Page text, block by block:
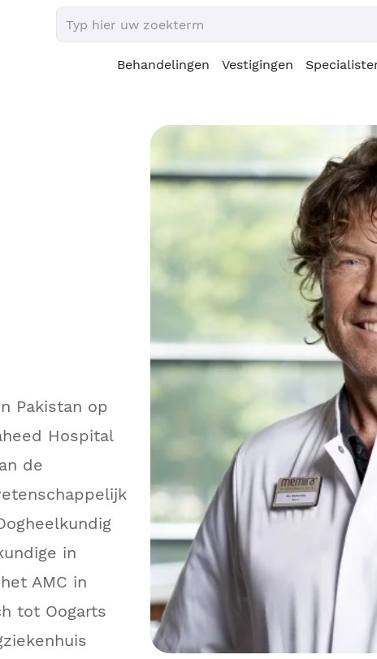
Behandelingen Vestigingen
Pakistan op
Hospital
de
in
AMC in
tot Oogarts